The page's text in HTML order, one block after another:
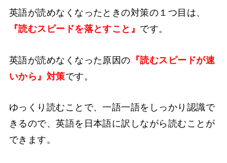
英語が読めなくなったときの対策の１つ目は、
『読むスピードを落とすこと』 です。
英語が読めなくなった原因の 『読むスピードが速
いから』対策です。
ゆっくり読むことで、一語一語をしっかり認識で
きるので、英語を日本語に訳しながら読むことが
できます。